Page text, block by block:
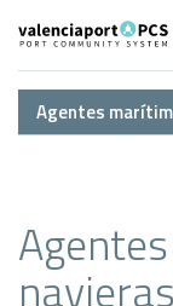
Agentes
navieras